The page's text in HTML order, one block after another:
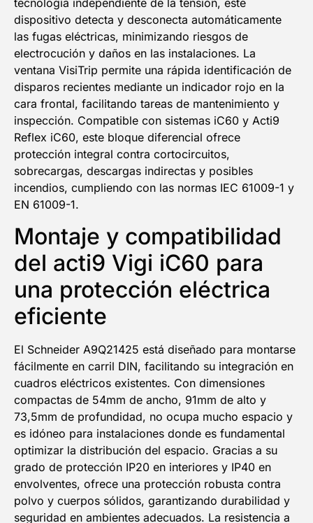
tecnología independiente de la tensión, este
dispositivo detecta y desconecta automáticamente
las fugas eléctricas, minimizando riesgos de
electrocución y daños en las instalaciones. La
ventana VisiTrip permite una rápida identificación de
disparos recientes mediante un indicador rojo en la
cara frontal, facilitando tareas de mantenimiento y
inspección. Compatible con sistemas iC60 y Acti9
Reflex iC60, este bloque diferencial ofrece
protección integral contra cortocircuitos,
sobrecargas, descargas indirectas y posibles
incendios, cumpliendo con las normas IEC 61009-1 y
EN 61009-1.
Montaje y compatibilidad
del acti9 Vigi iC60 para
una protección eléctrica
eficiente
El Schneider A9Q21425 está diseñado para montarse
fácilmente en carril DIN, facilitando su integración en
cuadros eléctricos existentes. Con dimensiones
compactas de 54mm de ancho, 91mm de alto y
73,5mm de profundidad, no ocupa mucho espacio y
es idóneo para instalaciones donde es fundamental
optimizar la distribución del espacio. Gracias a su
grado de protección IP20 en interiores y IP40 en
envolventes, ofrece una protección robusta contra
polvo y cuerpos sólidos, garantizando durabilidad y
seguridad en ambientes adecuados. La resistencia a